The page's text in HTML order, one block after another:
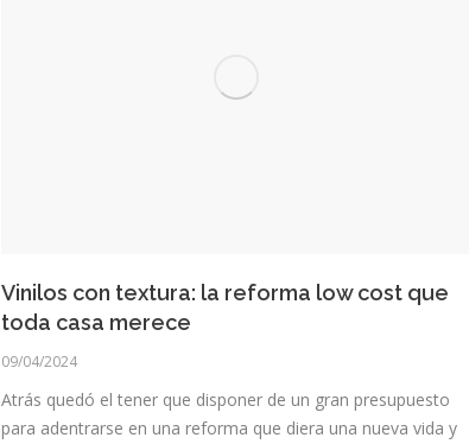
Vinilos con textura: la reforma low cost que
toda casa merece
09/04/2024
Atrás quedó el tener que disponer de un gran presupuesto
para adentrarse en una reforma que diera una nueva vida y